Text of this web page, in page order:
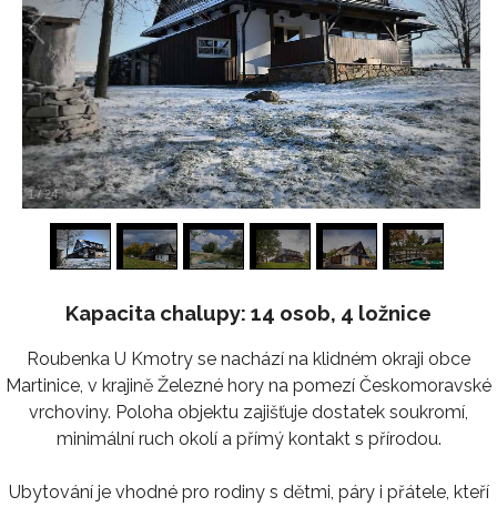
1/24
Kapacita chalupy: 14 osob, 4 ložnice
Roubenka U Kmotry se nachází na klidném okraji obce
Martinice, v krajině Železné hory na pomezí Českomoravské
vrchoviny. Poloha objektu zajišťuje dostatek soukromí,
minimální ruch okolí a přímý kontakt s přírodou.
Ubytování je vhodné pro rodiny s dětmi, páry i přátele, kteří